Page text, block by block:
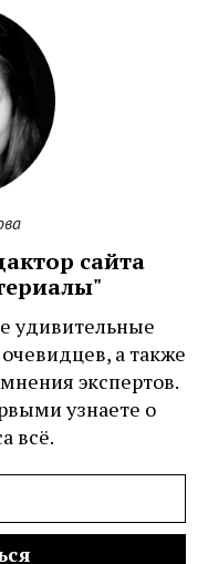
сайта
удивительные
а также
экспертов.
узнаете о
всё.